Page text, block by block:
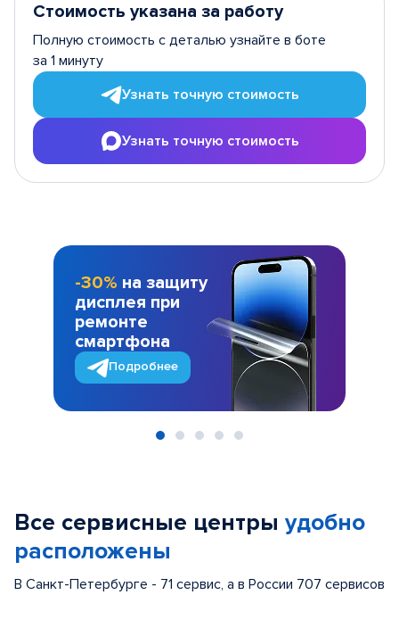
Стоимость указана за работу
Полную стоимость с деталью узнайте в боте
за 1 минуту
Узнать точную стоимость
Узнать точную стоимость
-30% на защиту
дисплея при
ремонте
смартфона
Подробнее
Все сервисные центры удобно
расположены
В Санкт-Петербурге - 71 сервис, а в России 707 сервисов